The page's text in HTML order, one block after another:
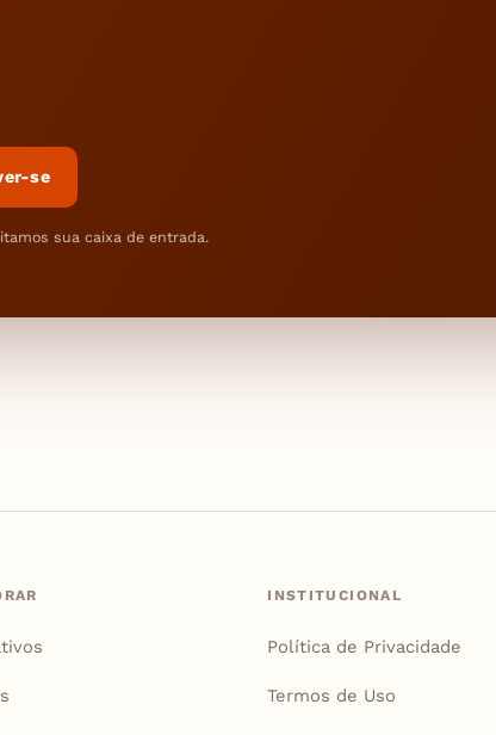
se
sua caixa de entrada.
INSTITUCIONAL
Política de Privacidade
Termos de Uso